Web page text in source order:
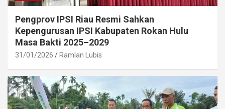
Pengprov IPSI Riau Resmi Sahkan
Kepengurusan IPSI Kabupaten Rokan Hulu
Masa Bakti 2025–2029
31/01/2026 Ramlan Lubis